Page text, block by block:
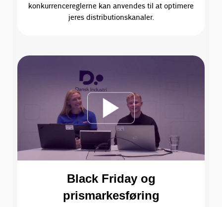
konkurrencereglerne kan anvendes til at optimere
jeres distributionskanaler.
Black Friday og
prismarkesføring